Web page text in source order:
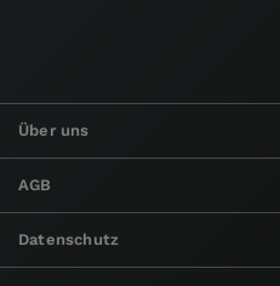
Über uns
AGB
Datenschutz